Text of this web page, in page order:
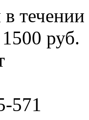
в
руб.
571